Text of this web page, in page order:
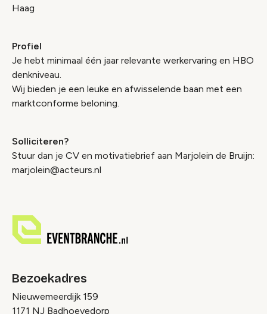
Haag
Profiel
Je hebt minimaal één jaar relevante werkervaring en HBO
denkniveau.
Wij bieden je een leuke en afwisselende baan met een
marktconforme beloning.
Solliciteren?
Stuur dan je CV en motivatiebrief aan Marjolein de Bruijn:
marjolein@acteurs.nl
Bezoekadres
Nieuwemeerdijk 159
1171 NJ Badhoevedorp